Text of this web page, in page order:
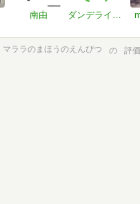
南由 ダンデライオン
マララのまほうのえんぴつ の 評価